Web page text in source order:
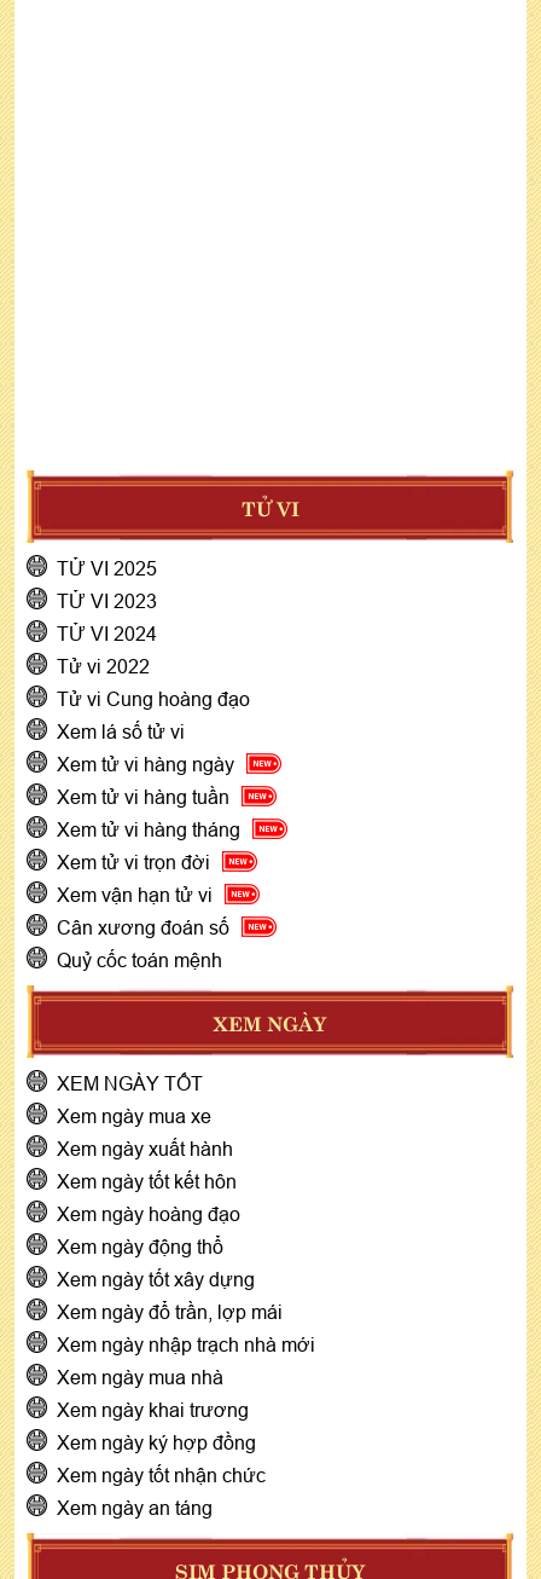
TỬ VI
TỬ VI 2025
TỬ VI 2023
TỬ VI 2024
Tử vi 2022
Tử vi Cung hoàng đạo
Xem lá số tử vi
Xem tử vi hàng ngày
Xem tử vi hàng tuần
Xem tử vi hàng tháng
Xem tử vi trọn đời
Xem vận hạn tử vi
Cân xương đoán số
Quỷ cốc toán mệnh
XEM NGÀY
XEM NGÀY TỐT
Xem ngày mua xe
Xem ngày xuất hành
Xem ngày tốt kết hôn
Xem ngày hoàng đạo
Xem ngày động thổ
Xem ngày tốt xây dựng
Xem ngày đổ trần, lợp mái
Xem ngày nhập trạch nhà mới
Xem ngày mua nhà
Xem ngày khai trương
Xem ngày ký hợp đồng
Xem ngày tốt nhận chức
Xem ngày an táng
SIM PHONG THỦY